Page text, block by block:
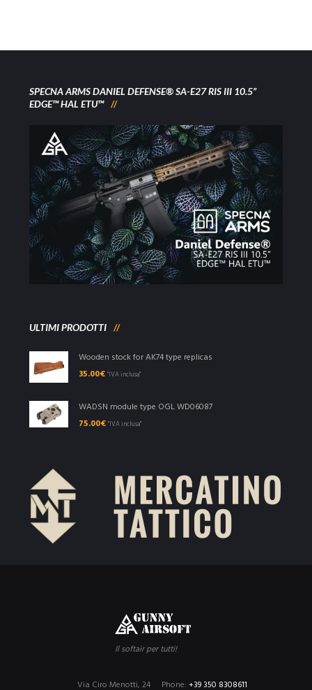
SPECNA ARMS DANIEL DEFENSE® SA-E27 RIS III 10.5”
EDGE™ HAL ETU™
ULTIMI PRODOTTI
Wooden stock for AK74 type replicas
35.00€ "IVA inclusa"
WADSN module type OGL WD06087
75.00€ "IVA inclusa"
Il softair per tutti!
Phone: +39 350 8308611
Via Ciro Menotti, 24